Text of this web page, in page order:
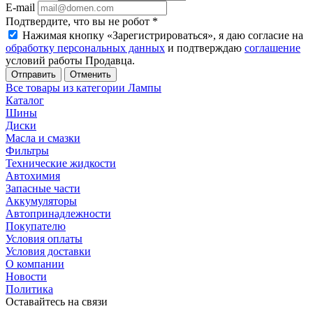
E-mail
Подтвердите, что вы не робот *
Нажимая кнопку «Зарегистрироваться», я даю согласие на
обработку персональных данных и подтверждаю соглашение
условий работы Продавца.
Отменить
Все товары из категории Лампы
Каталог
Шины
Диски
Масла и смазки
Фильтры
Технические жидкости
Автохимия
Запасные части
Аккумуляторы
Автопринадлежности
Покупателю
Условия оплаты
Условия доставки
О компании
Новости
Политика
Оставайтесь на связи